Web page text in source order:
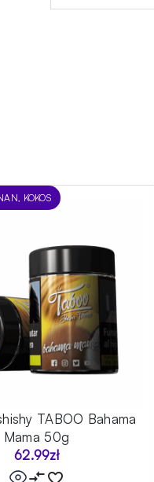
KOKOS
TABOO Bahama
Mama 50g
62.99zł